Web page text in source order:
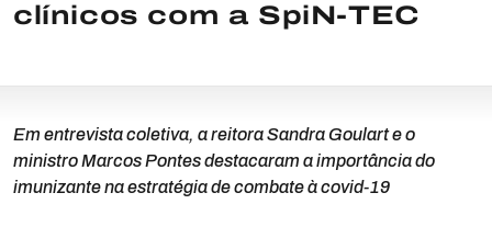
clínicos com a SpiN-TEC
Em entrevista coletiva, a reitora Sandra Goulart e o
ministro Marcos Pontes destacaram a importância do
imunizante na estratégia de combate à covid-19